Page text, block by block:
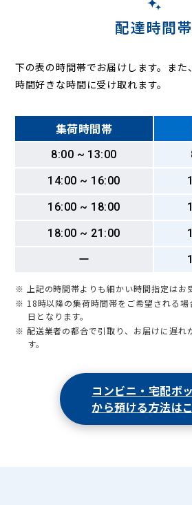
配達時間帯
下の表の時間帯でお届けします。ま
時間好きな時間に受け取れます。
集荷時間帯
8:00 ~ 13:00
14:00 ~ 16:00
16:00 ~ 18:00
18:00 ~ 21:00
ー
※ 上記の時間帯よりも細かい時間指定はお
※ 18時以降の集荷時間帯をご希望される場
日となります。
※ 配送業者の都合で引取り、お届けに遅れ
す。
コンビニ・宅配ボ
から預ける方法は